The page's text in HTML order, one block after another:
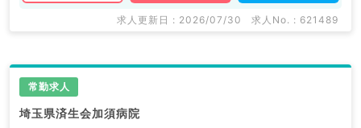
求人更新日 : 2026/07/30 求人No. : 621489
常勤求人
埼玉県済生会加須病院